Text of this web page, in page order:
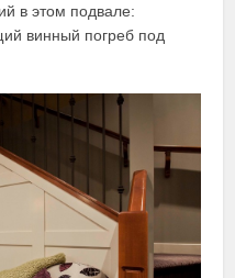
в этом подвале:
винный погреб под